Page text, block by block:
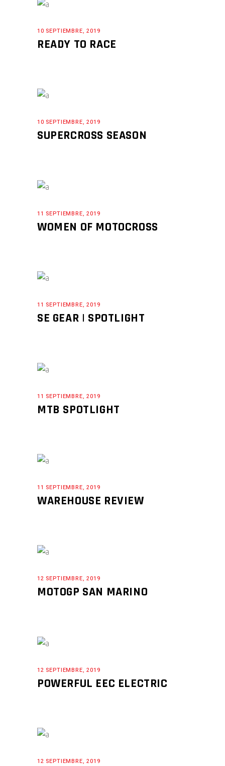
10 SEPTIEMBRE, 2019
READY TO RACE
10 SEPTIEMBRE, 2019
SUPERCROSS SEASON
11 SEPTIEMBRE, 2019
WOMEN OF MOTOCROSS
11 SEPTIEMBRE, 2019
SE GEAR | SPOTLIGHT
11 SEPTIEMBRE, 2019
MTB SPOTLIGHT
11 SEPTIEMBRE, 2019
WAREHOUSE REVIEW
12 SEPTIEMBRE, 2019
MOTOGP SAN MARINO
12 SEPTIEMBRE, 2019
POWERFUL EEC ELECTRIC
12 SEPTIEMBRE, 2019